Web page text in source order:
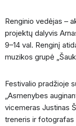
Renginio vedėjas –
projektų dalyvis
9–14 val. Renginį
muzikos grupė
Festivalio pradžioje
„Asmenybes
vicemeras Justinas
treneris ir fotografas